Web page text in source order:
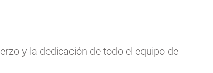
y la dedicación de todo el equipo de